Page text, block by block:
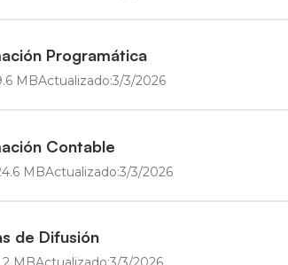
Programática
MBActualizado:3/3/2026
Contable
MBActualizado:3/3/2026
de Difusión